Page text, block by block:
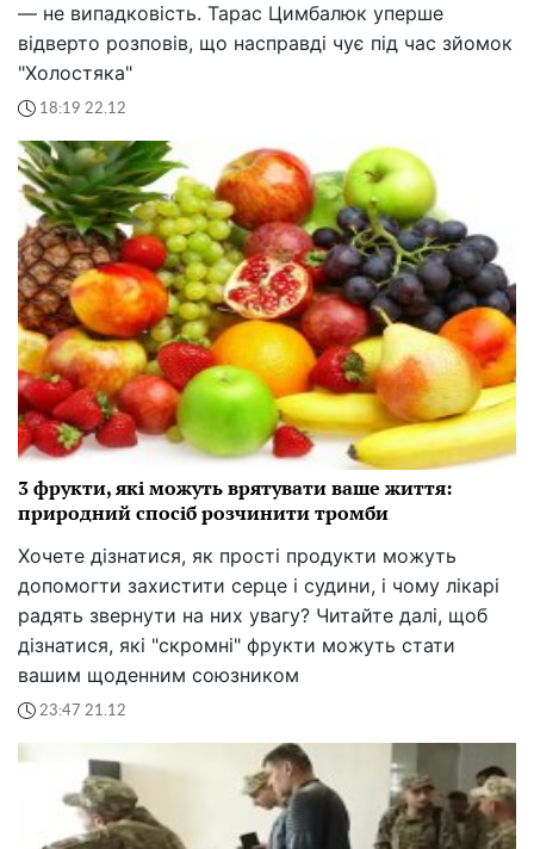
— не випадковість. Тарас Цимбалюк уперше
відверто розповів, що насправді чує під час зйомок
"Холостяка"
18:19 22.12
3 фрукти, які можуть врятувати ваше життя:
природний спосіб розчинити тромби
Хочете дізнатися, як прості продукти можуть
допомогти захистити серце і судини, і чому лікарі
радять звернути на них увагу? Читайте далі, щоб
дізнатися, які "скромні" фрукти можуть стати
вашим щоденним союзником
23:47 21.12